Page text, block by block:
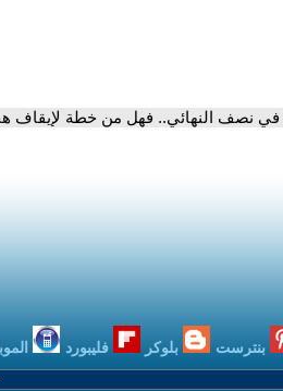
في نصف النهائي.. فهل من خطة لإيقاف
بنترست بلوكر فليبورد